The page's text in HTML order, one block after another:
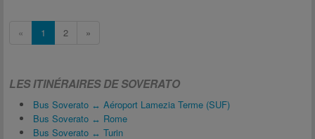
« 1 2 »
LES ITINÉRAIRES DE SOVERATO
Bus Soverato ↔ Aéroport Lamezia Terme (SUF)
Bus Soverato ↔ Rome
Bus Soverato ↔ Turin